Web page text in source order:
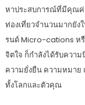
หาประสบการณ์ที่มีคุณค่
ท่องเที่ยวจำนวนมากยัง
รนด์ Micro-cations ห
จิตใจ ก็กำลังได้รับควา
ความยั่งยืน ความหมาย
ทั้งโลกและตัวคุณ